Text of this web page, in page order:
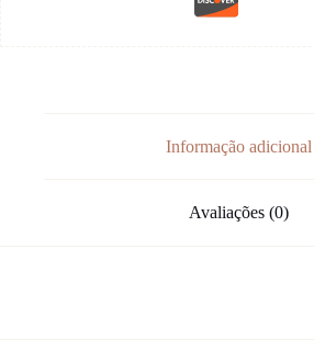
Informação adicional
Avaliações (0)